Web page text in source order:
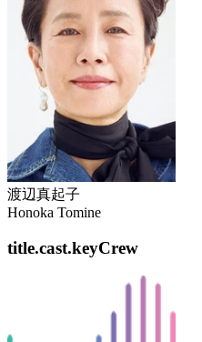
渡辺真起子
Honoka Tomine
title.cast.keyCrew